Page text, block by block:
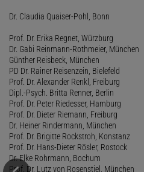
Dr. Claudia Quaiser-Pohl, Bonn
Prof. Dr. Erika Regnet, Würzburg
Dr. Gabi Reinmann-Rothmeier, München
Günther Reisbeck, München
PD Dr. Rainer Reisenzein, Bielefeld
Prof. Dr. Alexander Renkl, Freiburg
Dipl.-Psych. Britta Renner, Berlin
Prof. Dr. Peter Riedesser, Hamburg
Prof. Dr. Dieter Riemann, Freiburg
Dr. Heiner Rindermann, München
Prof. Dr. Brigitte Rockstroh, Konstanz
Prof. Dr. Hans-Dieter Rösler, Rostock
Dr. Elke Rohrmann, Bochum
Prof. Dr. Lutz von Rosenstiel, München